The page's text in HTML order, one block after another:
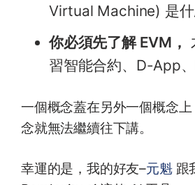
Virtual Machine) 是什
你必須先了解 EVM，
習智能合約、D-App
一個概念蓋在另外一個概念
念就無法繼續往下講。
幸運的是，我的好友–元魁跟